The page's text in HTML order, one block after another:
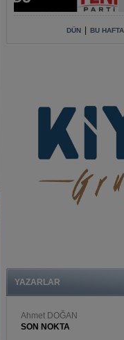
DÜN BU HAFTA
YAZARLAR
Ahmet DOĞAN
SON NOKTA